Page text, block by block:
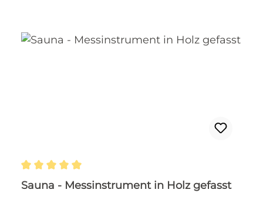
Durchschnittliche Bewertung von 5 von 5
Sauna - Messinstrument in Holz gefasst